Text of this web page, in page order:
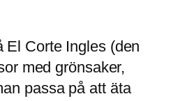
Corte Ingles (den
med grönsaker,
passa på att äta